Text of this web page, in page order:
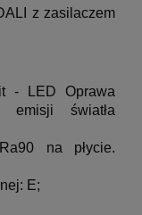
z zasilaczem
- LED Oprawa
emisji światła
na płycie.
E;